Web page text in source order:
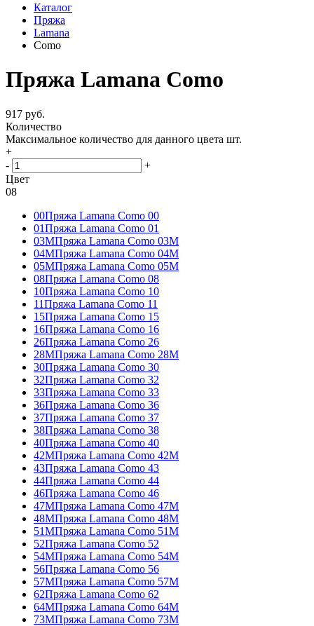
Каталог
Пряжа
Lamana
Como
Пряжа Lamana Como
917 руб.
Количество
Максимальное количество для данного цвета шт.
+
-
+
Цвет
08
00Пряжа Lamana Como 00
01Пряжа Lamana Como 01
03МПряжа Lamana Como 03М
04MПряжа Lamana Como 04М
05MПряжа Lamana Como 05M
08Пряжа Lamana Como 08
10Пряжа Lamana Como 10
11Пряжа Lamana Como 11
15Пряжа Lamana Como 15
16Пряжа Lamana Como 16
26Пряжа Lamana Como 26
28MПряжа Lamana Como 28М
30Пряжа Lamana Como 30
32Пряжа Lamana Como 32
33Пряжа Lamana Como 33
36Пряжа Lamana Como 36
37Пряжа Lamana Como 37
38Пряжа Lamana Como 38
40Пряжа Lamana Como 40
42МПряжа Lamana Como 42М
43Пряжа Lamana Como 43
44Пряжа Lamana Como 44
46Пряжа Lamana Como 46
47MПряжа Lamana Como 47M
48MПряжа Lamana Como 48M
51МПряжа Lamana Como 51М
52Пряжа Lamana Como 52
54MПряжа Lamana Como 54M
56Пряжа Lamana Como 56
57MПряжа Lamana Como 57M
62Пряжа Lamana Como 62
64MПряжа Lamana Como 64M
73MПряжа Lamana Como 73M